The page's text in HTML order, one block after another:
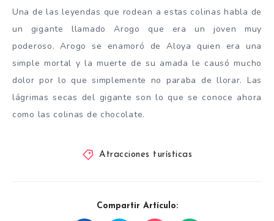
Una de las leyendas que rodean a estas colinas habla de
un gigante llamado Arogo que era un joven muy
poderoso. Arogo se enamoró de Aloya quien era una
simple mortal y la muerte de su amada le causó mucho
dolor por lo que simplemente no paraba de llorar. Las
lágrimas secas del gigante son lo que se conoce ahora
como las colinas de chocolate.
Atracciones turísticas
Compartir Artículo: